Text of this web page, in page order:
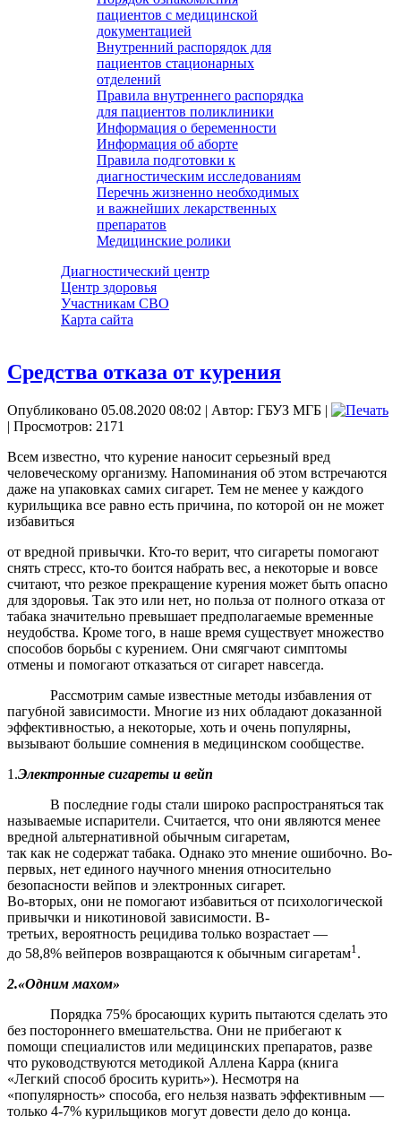
пациентов с медицинской
документацией
Внутренний распорядок для
пациентов стационарных
отделений
Правила внутреннего распорядка
для пациентов поликлиники
Информация о беременности
Информация об аборте
Правила подготовки к
диагностическим исследованиям
Перечнь жизненно необходимых
и важнейших лекарственных
препаратов
Медицинские ролики
Диагностический центр
Центр здоровья
Участникам СВО
Карта сайта
Средства отказа от курения
Опубликовано 05.08.2020 08:02 | Автор: ГБУЗ МГБ |
| Просмотров: 2171
Всем известно, что курение наносит серьезный вред
человеческому организму. Напоминания об этом встречаются
даже на упаковках самих сигарет. Тем не менее у каждого
курильщика все равно есть причина, по которой он не может
избавиться
от вредной привычки. Кто-то верит, что сигареты помогают
снять стресс, кто-то боится набрать вес, а некоторые и вовсе
считают, что резкое прекращение курения может быть опасно
для здоровья. Так это или нет, но польза от полного отказа от
табака значительно превышает предполагаемые временные
неудобства. Кроме того, в наше время существует множество
способов борьбы с курением. Они смягчают симптомы
отмены и помогают отказаться от сигарет навсегда.
Рассмотрим самые известные методы избавления от
пагубной зависимости. Многие из них обладают доказанной
эффективностью, а некоторые, хоть и очень популярны,
вызывают большие сомнения в медицинском сообществе.
1.Электронные сигареты и вейп
В последние годы стали широко распространяться так
называемые испарители. Считается, что они являются менее
вредной альтернативной обычным сигаретам,
так как не содержат табака. Однако это мнение ошибочно. Во-
первых, нет единого научного мнения относительно
безопасности вейпов и электронных сигарет.
Во-вторых, они не помогают избавиться от психологической
привычки и никотиновой зависимости. В-
третьих, вероятность рецидива только возрастает —
до 58,8% вейперов возвращаются к обычным сигаретам1 .
2.«Одним махом»
Порядка 75% бросающих курить пытаются сделать это
без постороннего вмешательства. Они не прибегают к
помощи специалистов или медицинских препаратов, разве
что руководствуются методикой Аллена Карра (книга
«Легкий способ бросить курить»). Несмотря на
«популярность» способа, его нельзя назвать эффективным —
только 4-7% курильщиков могут довести дело до конца.